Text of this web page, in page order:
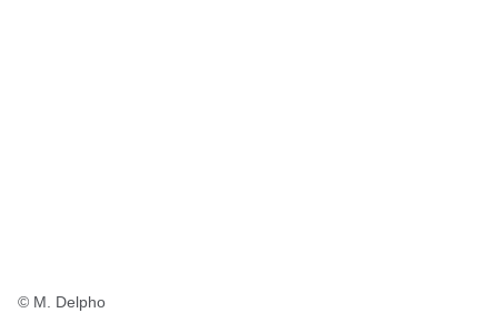
© M. Delpho